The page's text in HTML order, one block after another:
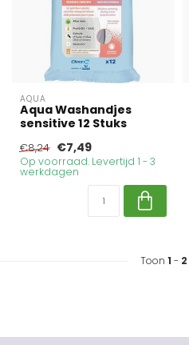
AQUA
Aqua Washandjes
sensitive 12 Stuks
€8,24 €7,49
Op voorraad. Levertijd 1 - 3
werkdagen
Toon 1 - 2